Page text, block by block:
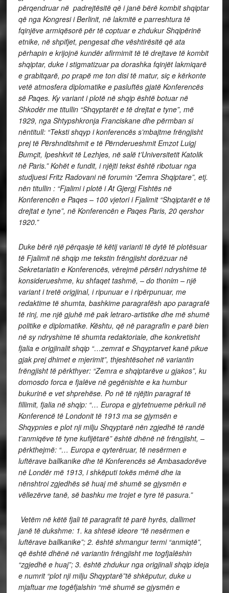
përqendruar në padrejtësitë që i janë bërë kombit shqiptar
që nga Kongresi i Berlinit, në lakmitë e parreshtura të
fqinjëve armiqësorë për të coptuar e zhdukur Shqipërinë
etnike, në shpifjet, pengesat dhe vështirësitë që ata
përhapin e krijojnë kundër afirmimit të të drejtave të kombit
shqiptar, duke i stigmatizuar pa dorashka fqinjët lakmiqarë
e grabitqarë, po prapë me ton disi të matur, siç e kërkonte
vetë atmosfera diplomatike e pasluftës gjatë Konferencës
së Paqes. Ky variant i plotë në shqip është botuar në
Shkodër me titullin “Shqyptarët e të drejtat e tyne”, më
1929, nga Shtypshkronja Franciskane dhe përmban si
nëntitull: “Teksti shqyp i konferencës s’mbajtme frëngjisht
prej të Përshnditshmit e të Përnderueshmit Emzot Luigj
Bumçit, Ipeshkvit të Lezhjes, në salë t’Universitetit Katolik
në Paris.” Kohët e fundit, i njëjti tekst është ribotuar nga
studjuesi Fritz Radovani në forumin “Zemra Shqiptare”, etj.
nën titullin : “Fjalimi i plotë i At Gjergj Fishtës në
Konferencën e Paqes – 100 vjetori i Fjalimit “Shqiptarët e të
drejtat e tyne”, në Konferencën e Paqes Paris, 20 qershor
1920.”
Duke bërë një përqasje të këtij varianti të dytë të plotësuar
të Fjalimit në shqip me tekstin frëngjisht dorëzuar në
Sekretariatin e Konferencës, vërejmë përsëri ndryshime të
konsiderueshme, ku shfaqet tashmë, – do thonim – një
variant i tretë origjinal, i ripunuar e i ripërpunuar, me
redaktime të shumta, bashkime paragrafësh apo paragrafë
të rinj, me një gjuhë më pak letraro-artistike dhe më shumë
politike e diplomatike. Kështu, që në paragrafin e parë bien
në sy ndryshime të shumta redaktoriale, dhe konkretisht
fjalia e origjinalit shqip “…zemrat e Shqyptarvet kanë pikue
gjak prej dhimet e mjerimit”, thjeshtësohet në variantin
frëngjisht të përkthyer: “Zemra e shqiptarëve u gjakos”, ku
domosdo forca e fjalëve në gegënishte e ka humbur
bukurinë e vet shprehëse. Po në të njëjtin paragraf të
fillimit, fjalia në shqip: “… Europa e gjytetnueme përkuli në
Konferencë të Londonit të 1913 ma se gjymsën e
Shqypnies e plot nji milju Shqyptarë nën zgjedhë të randë
t’anmiqëve të tyne kufijëtarë” është dhënë në frëngjisht, –
përkthejmë: “… Europa e qyterëruar, të nesërmen e
luftërave ballkanike dhe të Konferencës së Ambasadorëve
në Londër më 1913, i shkëputi tokës mëmë dhe ia
nënshtroi zgjedhës së huaj më shumë se gjysmën e
vëllezërve tanë, së bashku me trojet e tyre të pasura.”
Vetëm në këtë fjali të paragrafit të parë hyrës, dallimet
janë të dukshme: 1. ka shtesë ideore “të nesërmen e
luftërave ballkanike”; 2. është shmangur termi “anmiqtë”,
që është dhënë në variantin frëngjisht me togfjalëshin
“zgjedhë e huaj”; 3. është zhdukur nga origjinali shqip ideja
e numrit “plot nji milju Shqyptarë”të shkëputur, duke u
mjaftuar me togëfjalshin “më shumë se gjysmën e